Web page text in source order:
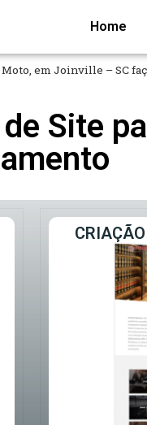
Home
em Joinville – SC
Site